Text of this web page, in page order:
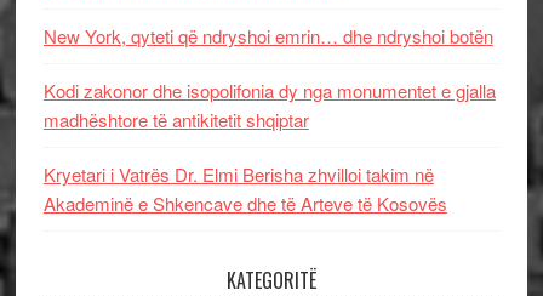
New York, qyteti që ndryshoi emrin… dhe ndryshoi botën
Kodi zakonor dhe isopolifonia dy nga monumentet e gjalla
madhështore të antikitetit shqiptar
Kryetari i Vatrës Dr. Elmi Berisha zhvilloi takim në
Akademinë e Shkencave dhe të Arteve të Kosovës
KATEGORITË